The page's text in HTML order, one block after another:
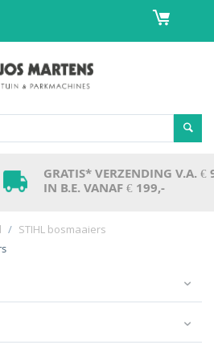
VERZENDING V.A. € 99,-
VANAF € 199,-
/ STIHL bosmaaiers